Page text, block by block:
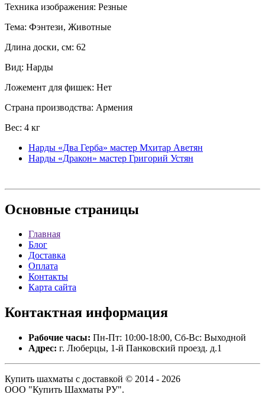
Техника изображения: Резные
Тема: Фэнтези, Животные
Длина доски, см: 62
Вид: Нарды
Ложемент для фишек: Нет
Страна производства: Армения
Вес: 4 кг
Нарды «Два Герба» мастер Мхитар Аветян
Нарды «Дракон» мастер Григорий Устян
Основные страницы
Главная
Блог
Доставка
Оплата
Контакты
Карта сайта
Контактная информация
Рабочие часы: Пн-Пт: 10:00-18:00, Сб-Вс: Выходной
Адрес: г. Люберцы, 1-й Панковский проезд. д.1
Купить шахматы с доставкой © 2014 - 2026
ООО "Купить Шахматы РУ".